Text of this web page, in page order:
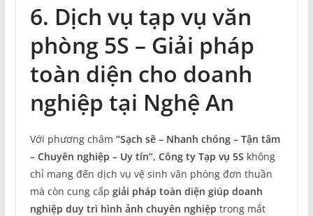
6. Dịch vụ tạp vụ văn
phòng 5S – Giải pháp
toàn diện cho doanh
nghiệp tại Nghệ An
Với phương châm “Sạch sẽ – Nhanh chóng – Tận tâm
– Chuyên nghiệp – Uy tín”, Công ty Tạp vụ 5S không
chỉ mang đến dịch vụ vệ sinh văn phòng đơn thuần
mà còn cung cấp giải pháp toàn diện giúp doanh
nghiệp duy trì hình ảnh chuyên nghiệp trong mắt